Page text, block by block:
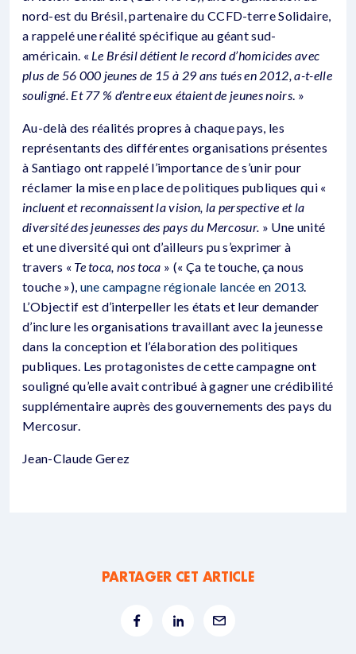
nord-est du Brésil, partenaire du CCFD-terre Solidaire,
a rappelé une réalité spécifique au géant sud-
américain. « Le Brésil détient le record d’homicides avec
plus de 56 000 jeunes de 15 à 29 ans tués en 2012, a-t-elle
souligné. Et 77 % d’entre eux étaient de jeunes noirs. »
Au-delà des réalités propres à chaque pays, les
représentants des différentes organisations présentes
à Santiago ont rappelé l’importance de s’unir pour
réclamer la mise en place de politiques publiques qui «
incluent et reconnaissent la vision, la perspective et la
diversité des jeunesses des pays du Mercosur. » Une unité
et une diversité qui ont d’ailleurs pu s’exprimer à
travers « Te toca, nos toca » (« Ça te touche, ça nous
touche »), une campagne régionale lancée en 2013.
L’Objectif est d’interpeller les états et leur demander
d’inclure les organisations travaillant avec la jeunesse
dans la conception et l’élaboration des politiques
publiques. Les protagonistes de cette campagne ont
souligné qu’elle avait contribué à gagner une crédibilité
supplémentaire auprès des gouvernements des pays du
Mercosur.
Jean-Claude Gerez
PARTAGER CET ARTICLE